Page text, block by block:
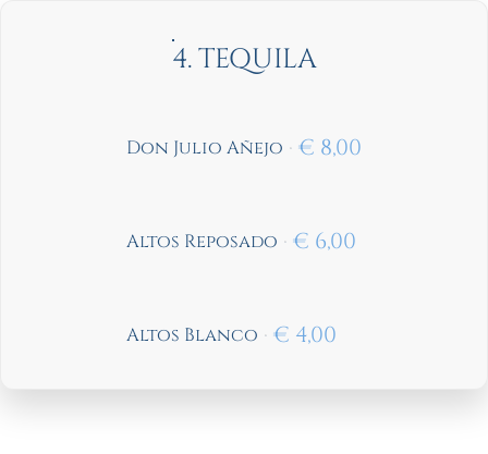
4. TEQUILA
Don Julio Añejo € 8,00
Altos Reposado € 6,00
Altos Blanco € 4,00